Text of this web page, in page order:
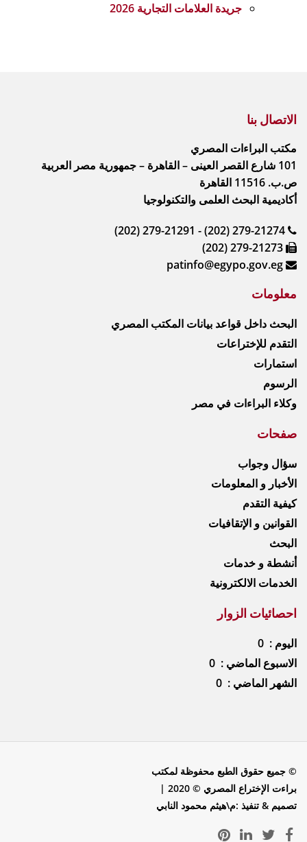
جريدة العلامات التجارية 2026
الاتصال بنا
مكتب البراءات المصري
101 شارع القصر العينى – القاهرة – جمهورية مصر العربية
ص.ب. 11516 القاهرة
أكاديمية البحث العلمى والتكنولوجيا
(202) 279-21291 - (202) 279-21274
(202) 279-21273
patinfo@egypo.gov.eg
معلومات
البحث داخل قواعد بيانات المكتب المصري
التقدم للإختراعات
استمارات
الرسوم
وكلاء البراءات في مصر
صفحات
سؤال وجواب
الأخبار و المعلومات
كيفية التقدم
القوانين و الإتقافيات
البحث
أنشطة و خدمات
الخدمات الالكترونية
احصائيات الزوار
اليوم : 0
الاسبوع الماضي : 0
الشهر الماضي : 0
© جميع حقوق الطبع محفوظة لمكتب
براءت الإختراع المصري © 2020 |
تصميم & تنفيذ :م\هيثم محمود النابي